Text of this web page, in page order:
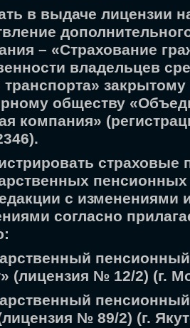
в выдаче лицензии
– «Страхование
владельцев
транспорта» закрытому
обществу
компания»
страховые
с изменениями
согласно
(лицензия № 12/2) (г.
№ 89/2) (г.